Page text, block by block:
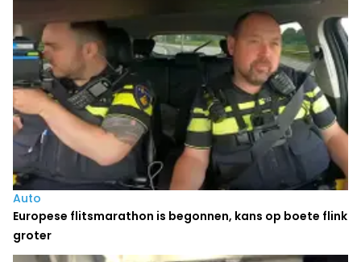
Auto
Europese flitsmarathon is begonnen, kans op boete flink
groter